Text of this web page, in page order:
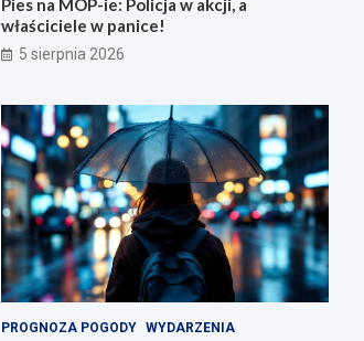
Pies na MOP-ie: Policja w akcji, a
właściciele w panice!
5 sierpnia 2026
PROGNOZA POGODY WYDARZENIA